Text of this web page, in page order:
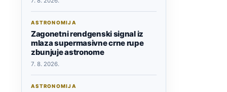
ASTRONOMIJA
Zagonetni rendgenski signal iz
mlaza supermasivne crne rupe
zbunjuje astronome
7. 8. 2026.
ASTRONOMIJA